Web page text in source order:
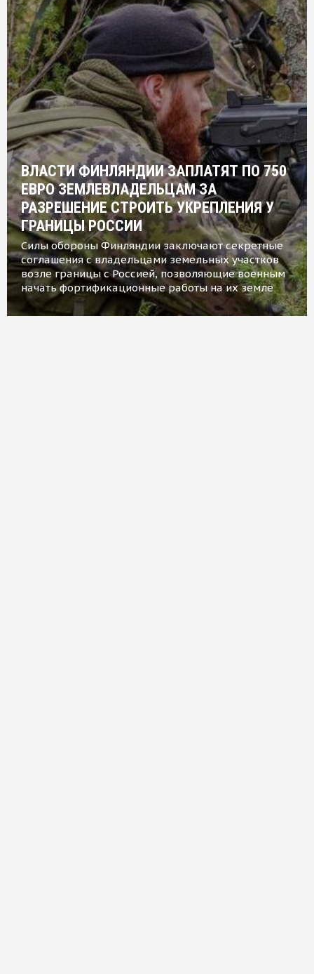
ВЛАСТИ ФИНЛЯНДИИ ЗАПЛАТЯТ ПО 750
ЕВРО ЗЕМЛЕВЛАДЕЛЬЦАМ ЗА
РАЗРЕШЕНИЕ СТРОИТЬ УКРЕПЛЕНИЯ У
ГРАНИЦЫ РОССИИ
Силы обороны Финляндии заключают секретные
соглашения с владельцами земельных участков
возле границы с Россией, позволяющие военным
начать фортификационные работы на их земле